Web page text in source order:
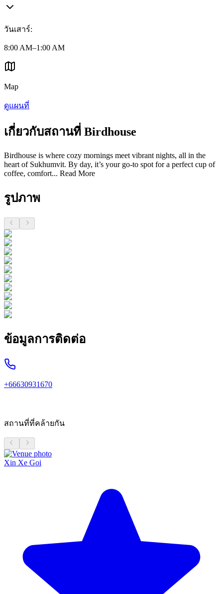
วันเสาร์:
8:00 AM–1:00 AM
Map
ดูแผนที่
เกี่ยวกับสถานที่ Birdhouse
Birdhouse is where cozy mornings meet vibrant nights, all in the
heart of Sukhumvit. By day, it’s your go-to spot for a perfect cup of
coffee, comfort... Read More
รูปภาพ
ข้อมูลการติดต่อ
+66630931670
สถานที่ที่คล้ายกัน
Xin Xe Goi